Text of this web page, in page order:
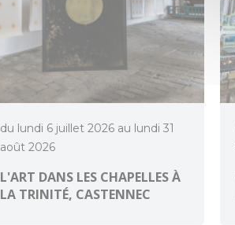
du lundi 6 juillet 2026 au lundi 31
août 2026
L'ART DANS LES CHAPELLES À
LA TRINITÉ, CASTENNEC